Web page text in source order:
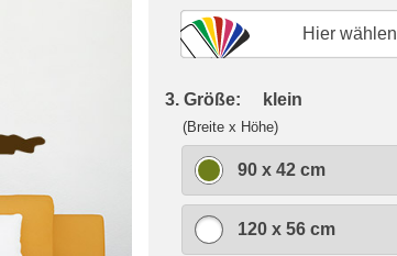
Hier wählen
3. Größe: klein
(Breite x Höhe)
90 x 42 cm
120 x 56 cm